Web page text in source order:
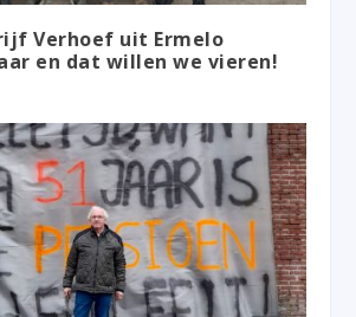
Verhoef uit Ermelo
en dat willen we vieren!